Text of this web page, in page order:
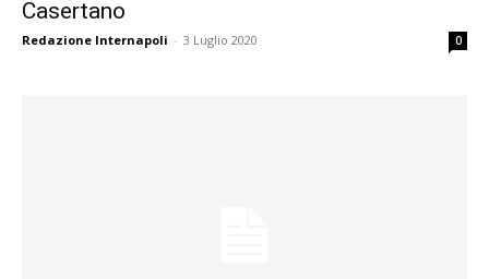
Casertano
Redazione Internapoli - 3 Luglio 2020 0